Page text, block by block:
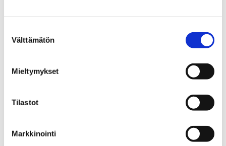
valinta
Välttämätön
Mieltymykset
Tilastot
Markkinointi
joko sähköpostitse tai postitse kaupungin Kirjaamoon
tai toimittaa palvelupiste Porinan postilaatikkoon.
”Peltovuokratarjous”.